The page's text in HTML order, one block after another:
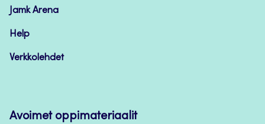
Jamk Arena
Help
Verkkolehdet
Avoimet oppimateriaalit